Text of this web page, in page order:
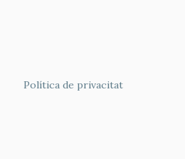
FOOTER
Política de privacitat